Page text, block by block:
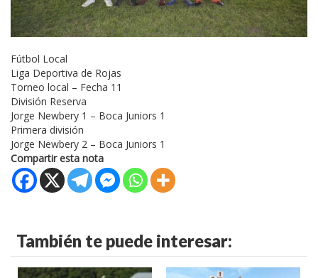
Fútbol Local
Liga Deportiva de Rojas
Torneo local – Fecha 11
División Reserva
Jorge Newbery 1 – Boca Juniors 1
Primera división
Jorge Newbery 2 – Boca Juniors 1
Compartir esta nota
También te puede interesar: